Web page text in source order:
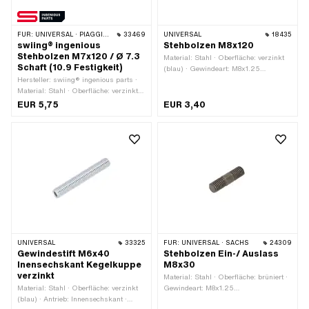
FÜR: UNIVERSAL · PIAGGIO · TOMOS 33469
swiing® ingenious
Stehbolzen M7x120 / Ø 7.3
Schaft (10.9 Festigkeit)
Hersteller: swiing® ingenious parts ·
Material: Stahl · Oberfläche: verzinkt
(blau) · Durchmesser: 7.3 mm ·
Gesamtlänge: 120 mm · Gewindeart:
EUR 5,75
UNIVERSAL 18435
Stehbolzen M8x120
Material: Stahl · Oberfläche: verzinkt
(blau) · Gewindeart: M8x1.25
Gesamtlänge: 120 mm ·
Gewindelänge: 20 mm
EUR 3,40
UNIVERSAL 33325
Gewindestift M6x40
Inensechskant Kegelkuppe
verzinkt
Material: Stahl · Oberfläche: verzinkt
(blau) · Antrieb: Innensechskant ·
FÜR: UNIVERSAL · SACHS 24309
Stehbolzen Ein-/ Auslass
M8x30
Material: Stahl · Oberfläche: brüniert ·
Gewindeart: M8x1.25